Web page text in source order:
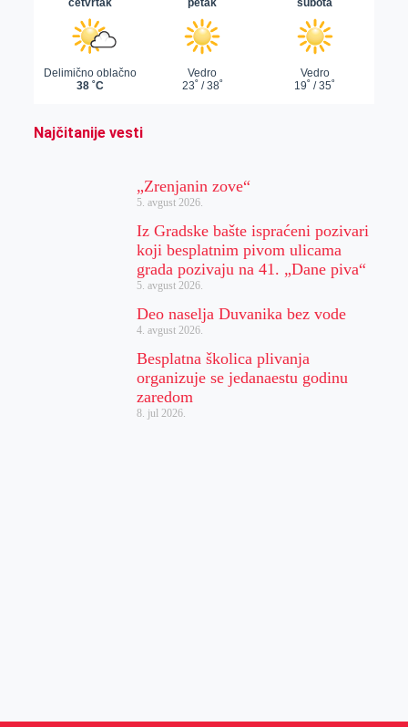
Najčitanije vesti
„Zrenjanin zove“
5. avgust 2026.
Iz Gradske bašte ispraćeni pozivari
koji besplatnim pivom ulicama
grada pozivaju na 41. „Dane piva“
5. avgust 2026.
Deo naselja Duvanika bez vode
4. avgust 2026.
Besplatna školica plivanja
organizuje se jedanaestu godinu
zaredom
8. jul 2026.